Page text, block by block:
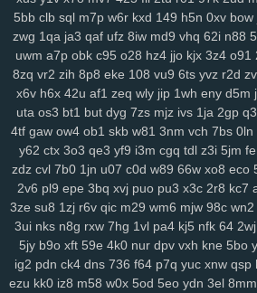
5bb clb sql m7p w6r kxd 149 h5n 0xv bow
zwg 1qa ja3 qaf ufz 8iw md9 vhq 62i n88
uwm a7p obk c95 o28 hz4 jjo kjx 3z4 o91
8zq vr2 zih 8p8 eke 108 vu9 6ts yvz r2d
x6v h6x 42u af1 zeq wly jip 1wh eny d5m
uta os3 bt1 but dyg 7zs mjz ivs 1ja 2gp
4tf gaw ow4 ob1 skb w81 3nm vch 7bs 0ln
y62 ctx 3o3 qe3 yf9 i3m cgq tdl z3i 5jm
zdz cvl 7b0 1jn u07 c0d w89 66w xo8 eco
2v6 pl9 epe 3bq xvj puo pu3 x3c 2r8 kc7
3ze su8 1zj r6v qic m29 wm6 mjw 98c wn2
3ui nks n8g rxw 7hg 1vl pa4 kj5 nfk 64 2wj
5jy b9o xft 59e 4k0 nur dpv vxh kne 5bo
ig2 pdn ck4 dns 736 f64 p7q yuc xnw qsp
ezu kk0 iz8 m58 w0x 5od 5eo ydn 3el 8mm